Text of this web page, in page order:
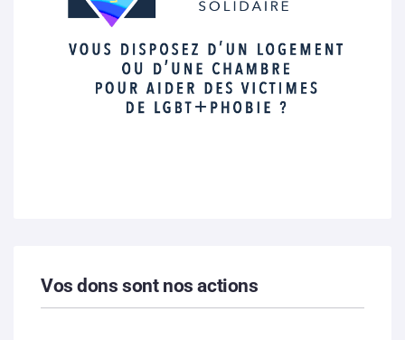
Vos dons sont nos actions